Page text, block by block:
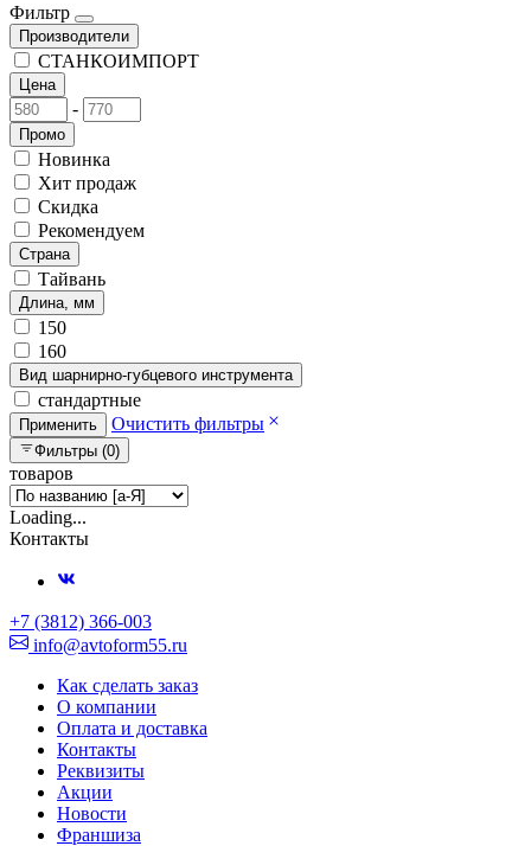
Фильтр
Производители
СТАНКОИМПОРТ
Цена
-
Промо
Новинка
Хит продаж
Скидка
Рекомендуем
Страна
Тайвань
Длина, мм
150
160
Вид шарнирно-губцевого инструмента
стандартные
Применить Очистить фильтры
Фильтры (0)
товаров
Loading...
Контакты
+7 (3812) 366-003
info@avtoform55.ru
Как сделать заказ
О компании
Оплата и доставка
Контакты
Реквизиты
Акции
Новости
Франшиза